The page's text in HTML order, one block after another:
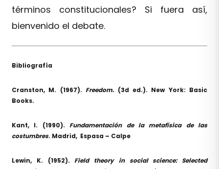
términos constitucionales? Si fuera así,
bienvenido el debate.
Bibliografía
Cranston, M. (1967).Freedom.(3d ed.). New York: Basic
Books.
Kant, I. (1990).Fundamentación de la metafísica de las
costumbres. Madrid, Espasa – Calpe
Lewin, K. (1952).Field theory in social science: Selected